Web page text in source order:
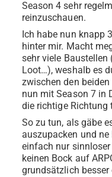
Season 4 sehr
reinzuschauen.
Ich habe nun knapp
hinter mir. Macht
sehr viele Baustellen
Loot…), weshalb es
zwischen den
nun mit Season 7 in
die richtige Richtung
So zu tun, als gäbe
auszupacken und
einfach nur
keinen Bock auf
grundsätzlich besser